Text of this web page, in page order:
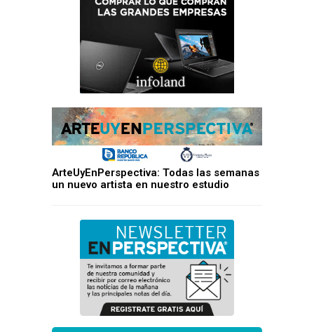
ArteUyEnPerspectiva: Todas las semanas
un nuevo artista en nuestro estudio